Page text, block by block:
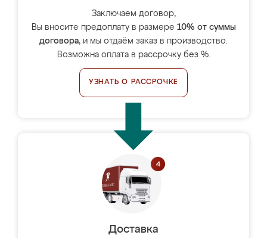
Заключаем договор,
Вы вносите предоплату в размере 10% от суммы
договора, и мы отдаём заказ в производство.
Возможна оплата в рассрочку без %.
УЗНАТЬ О РАССРОЧКЕ
Доставка